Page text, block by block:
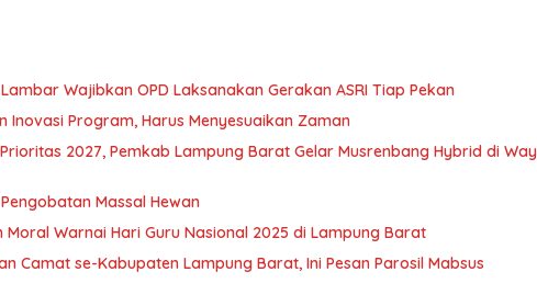
Wajibkan OPD Laksanakan Gerakan ASRI Tiap Pekan
Inovasi Program, Harus Menyesuaikan Zaman
2027, Pemkab Lampung Barat Gelar Musrenbang Hybrid di Way
Massal Hewan
Moral Warnai Hari Guru Nasional 2025 di Lampung Barat
Camat se-Kabupaten Lampung Barat, Ini Pesan Parosil Mabsus